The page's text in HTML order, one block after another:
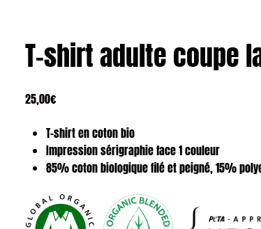
T-shirt adulte coupe
25,00€
T-shirt en coton bio
Impression sérigraphie face 1 couleur
85% coton biologique filé et peigné, 15%